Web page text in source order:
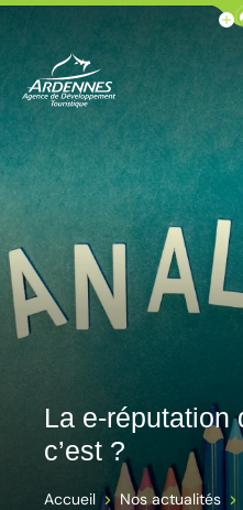
ADT des Ardennes Pro
La e-réputation
c’est ?
Accueil Nos actualités